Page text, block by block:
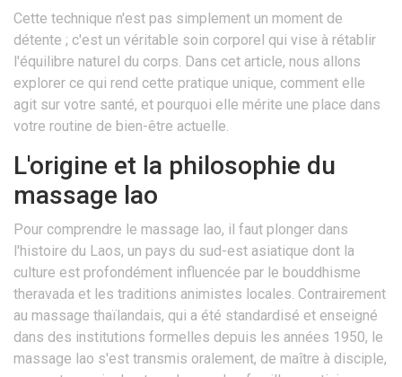
Cette technique n'est pas simplement un moment de
détente ; c'est un véritable soin corporel qui vise à rétablir
l'équilibre naturel du corps. Dans cet article, nous allons
explorer ce qui rend cette pratique unique, comment elle
agit sur votre santé, et pourquoi elle mérite une place dans
votre routine de bien-être actuelle.
L'origine et la philosophie du
massage lao
Pour comprendre le massage lao, il faut plonger dans
l'histoire du Laos, un pays du sud-est asiatique dont la
culture est profondément influencée par le bouddhisme
theravada et les traditions animistes locales. Contrairement
au massage thaïlandais, qui a été standardisé et enseigné
dans des institutions formelles depuis les années 1950, le
massage lao s'est transmis oralement, de maître à disciple,